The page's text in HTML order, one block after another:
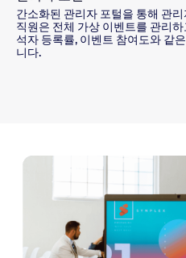
간소화된 관리자 포털을 통해 관
직원은 전체 가상 이벤트를 관리
석자 등록률, 이벤트 참여도와 같
니다.